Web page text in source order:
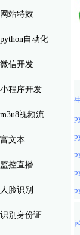
网站特效
python自动化
微信开发
小程序开发
m3u8视频流
富文本
监控直播
人脸识别
识别身份证